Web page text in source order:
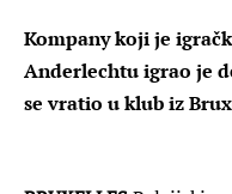
Kompany koji je
Anderlechtu igrao je
se vratio u klub iz